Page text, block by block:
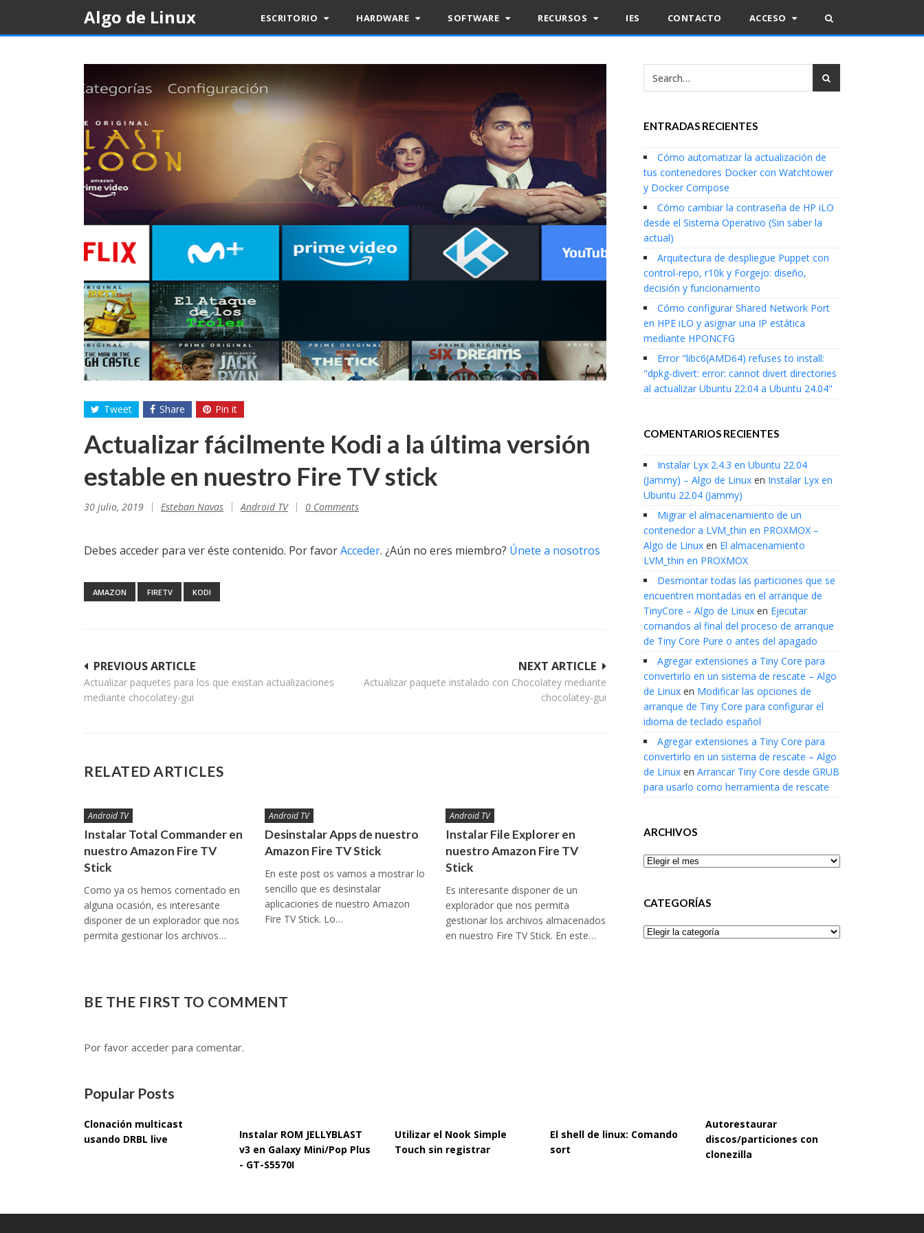
content
Algo de Linux ESCRITORIO HARDWARE SOFTWARE RECURSOS IES CONTACTO ACCESO
Tweet Share Pin it
Actualizar fácilmente Kodi a la última versión
estable en nuestro Fire TV stick
30 julio, 2019 Esteban Navas Android TV 0 Comments
Debes acceder para ver éste contenido. Por favorAcceder. ¿Aún no eres miembro? Únete a nosotros
AMAZON FIRETV KODI
Navegación
de
NEXT ARTICLE
Actualizar paquete instalado con Chocolatey mediante
chocolatey-gui
PREVIOUS ARTICLE
Actualizar paquetes para los que existan actualizaciones
mediante chocolatey-gui
RELATED ARTICLES
Android TV
Instalar Total Commander en
nuestro Amazon Fire TV
Stick
Como ya os hemos comentado en
alguna ocasión, es interesante
disponer de un explorador que nos
permita gestionar los archivos…
Android TV
Desinstalar Apps de nuestro
Amazon Fire TV Stick
En este post os vamos a mostrar lo
sencillo que es desinstalar
aplicaciones de nuestro Amazon
Fire TV Stick. Lo…
Android TV
Instalar File Explorer en
nuestro Amazon Fire TV
Stick
Es interesante disponer de un
explorador que nos permita
gestionar los archivos almacenados
en nuestro Fire TV Stick. En este…
BE THE FIRST TO COMMENT
Por favor acceder para comentar.
ENTRADAS RECIENTES
Cómo automatizar la actualización de
tus contenedores Docker con Watchtower
y Docker Compose
Cómo cambiar la contraseña de HP iLO
desde el Sistema Operativo (Sin saber la
actual)
Arquitectura de despliegue Puppet con
control-repo, r10k y Forgejo: diseño,
decisión y funcionamiento
Cómo configurar Shared Network Port
en HPE iLO y asignar una IP estática
mediante HPONCFG
Error "libc6(AMD64) refuses to install:
"dpkg-divert: error: cannot divert directories
al actualizar Ubuntu 22.04 a Ubuntu 24.04"
COMENTARIOS RECIENTES
Instalar Lyx 2.4.3 en Ubuntu 22.04
(Jammy) – Algo de Linux en Instalar Lyx en
Ubuntu 22.04 (Jammy)
Migrar el almacenamiento de un
contenedor a LVM_thin en PROXMOX –
Algo de Linux en El almacenamiento
LVM_thin en PROXMOX
Desmontar todas las particiones que se
encuentren montadas en el arranque de
TinyCore – Algo de Linux en Ejecutar
comandos al final del proceso de arranque
de Tiny Core Pure o antes del apagado
Agregar extensiones a Tiny Core para
convertirlo en un sistema de rescate – Algo
de Linux en Modificar las opciones de
arranque de Tiny Core para configurar el
idioma de teclado español
Agregar extensiones a Tiny Core para
convertirlo en un sistema de rescate – Algo
de Linux en Arrancar Tiny Core desde GRUB
para usarlo como herramienta de rescate
ARCHIVOS
Archivos
CATEGORÍAS
Categorías
Popular Posts
Clonación multicast
usando DRBL live
Instalar ROM JELLYBLAST
v3 en Galaxy Mini/Pop Plus
- GT-S5570I
Utilizar el Nook Simple
Touch sin registrar
El shell de linux: Comando
sort
Autorestaurar
discos/particiones con
clonezilla